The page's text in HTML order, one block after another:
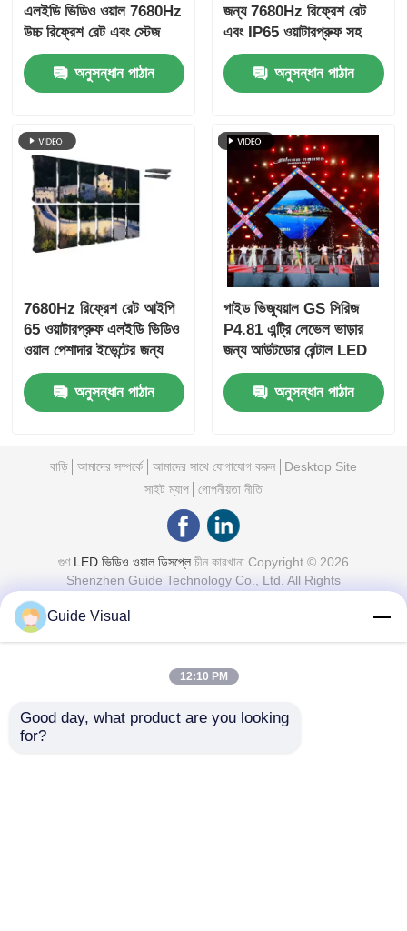
এলইডি ভিডিও ওয়াল 7680Hz
উচ্চ রিফ্রেশ রেট এবং স্টেজ
ইভেন্টের জন্য ডাবল পাওয়ার এবং
সংকেত ব্যাকআপ সহ
অনুসন্ধান পাঠান
জন্য 7680Hz রিফ্রেশ রেট
এবং IP65 ওয়াটারপ্রুফ সহ
P4 ফুল কালার এলইডি
আউটডোর ভাড়ার স্ক্রীন
অনুসন্ধান পাঠান
7680Hz রিফ্রেশ রেট আইপি
65 ওয়াটারপ্রুফ এলইডি ভিডিও
ওয়াল পেশাদার ইভেন্টের জন্য
ডাই-কাস্ট অ্যালুমিনিয়াম
ক্যাবিনেটের সাথেঅনুসন্ধান পাঠান
গাইড ভিজ্যুয়াল GS সিরিজ
P4.81 এন্ট্রি লেভেল ভাড়ার
জন্য আউটডোর রেন্টাল LED
ডিসপ্লে, 5000nit IP65
7680Hz CEঅনুসন্ধান পাঠান
বাড়ি আমাদের সম্পর্কে আমাদের সাথে যোগাযোগ করুন
Desktop Site
সাইট ম্যাপ
গোপনীয়তা নীতি
গুণ LED ভিডিও ওয়াল ডিসপ্লেচীন কারখানা.Copyright © 2026
Shenzhen Guide Technology Co., Ltd. All Rights
Guide Visual
12:10 PM
Good day, what product are you looking
for?